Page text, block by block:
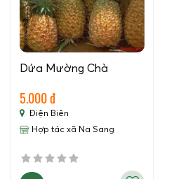
Dứa Mường Chà
5.000 đ
Điện Biên
Hợp tác xã Na Sang